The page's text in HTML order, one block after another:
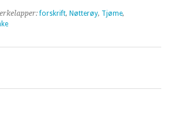
forskrift, Nøtterøy, Tjøme,